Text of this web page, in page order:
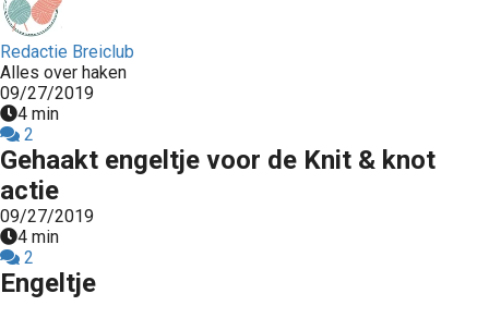
Redactie Breiclub
Alles over haken
09/27/2019
4 min
2
Gehaakt engeltje voor de Knit & knot
actie
09/27/2019
4 min
2
Engeltje